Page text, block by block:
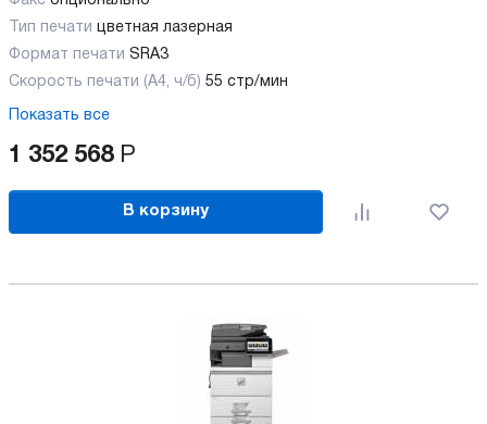
Тип печати цветная лазерная
Формат печати SRA3
Скорость печати (А4, ч/б) 55 стр/мин
Показать все
1 352 568 Р
В корзину